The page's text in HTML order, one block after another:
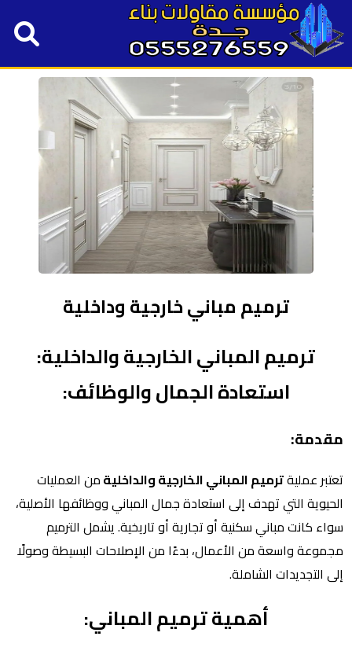
ترميم مباني خارجية وداخلية
ترميم المباني الخارجية والداخلية:
استعادة الجمال والوظائف:
مقدمة:
تعتبر عمليةترميم المباني الخارجية والداخليةمن العمليات
الحيوية التي تهدف إلى استعادة جمال المباني ووظائفها الأصلية،
سواء كانت مباني سكنية أو تجارية أو تاريخية. يشمل الترميم
مجموعة واسعة من الأعمال، بدءًا من الإصلاحات البسيطة وصولًا
إلى التجديدات الشاملة.
أهمية ترميم المباني: